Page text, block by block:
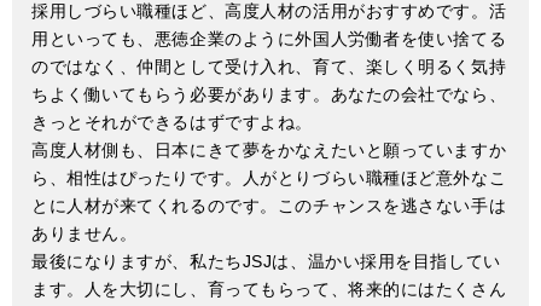
採用しづらい職種ほど、高度人材の活用がおすすめです。活
用といっても、悪徳企業のように外国人労働者を使い捨てる
のではなく、仲間として受け入れ、育て、楽しく明るく気持
ちよく働いてもらう必要があります。あなたの会社でなら、
きっとそれができるはずですよね。
高度人材側も、日本にきて夢をかなえたいと願っていますか
ら、相性はぴったりです。人がとりづらい職種ほど意外なこ
とに人材が来てくれるのです。このチャンスを逃さない手は
ありません。
最後になりますが、私たちJSJは、温かい採用を目指してい
ます。人を大切にし、育ってもらって、将来的にはたくさん